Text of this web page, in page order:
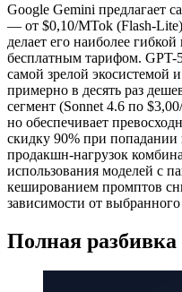
Google Gemini предлагает
— от $0,10/MTok (Flash-
делает его наиболее
бесплатным тарифом. GPT-
самой зрелой
примерно в десять раз
сегмент (Sonnet 4.6 по
но обеспечивает
скидку 90% при
продакшн-нагрузок
использования моделей с
кешированием промптов
зависимости от
Полная